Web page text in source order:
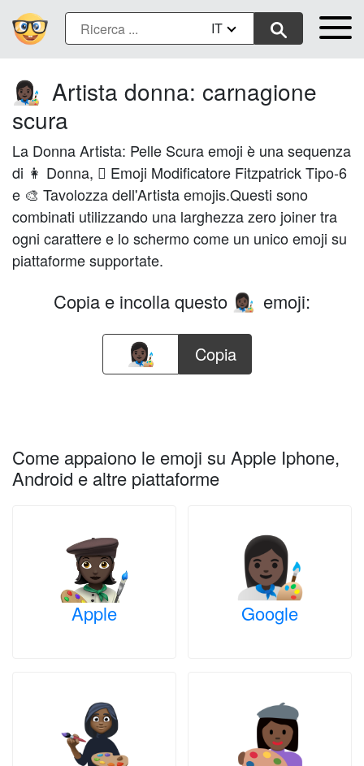
IT
👩🏿‍🎨 Artista donna: carnagione
scura
La Donna Artista: Pelle Scura emoji è una sequenza
di 👩 Donna, 🏿 Emoji Modificatore Fitzpatrick Tipo-6
e 🎨 Tavolozza dell'Artista emojis.Questi sono
combinati utilizzando una larghezza zero joiner tra
ogni carattere e lo schermo come un unico emoji su
piattaforme supportate.
Copia e incolla questo 👩🏿‍🎨 emoji:
Copia
Come appaiono le emoji su Apple Iphone,
Android e altre piattaforme
Apple Google